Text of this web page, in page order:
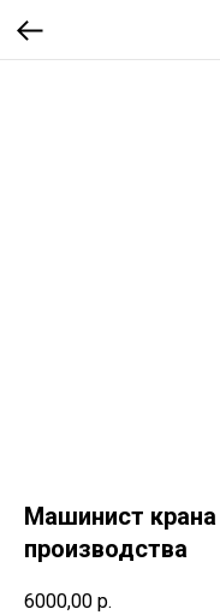
Машинист крана
производства
6000,00 р.